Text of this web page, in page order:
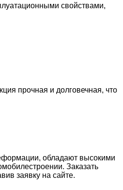
свойствами,
прочная и долговечная, что
обладают высокими
Заказать
заявку на сайте.